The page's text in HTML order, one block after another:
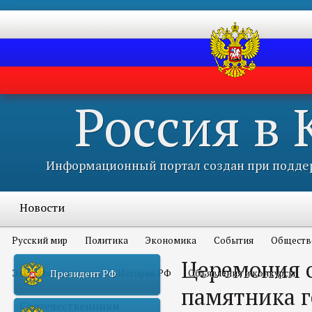
Россия в
Информационный портал создан при
Новости
Русский мир Политика Экономика События
Это интересно всем История РФ Объявления и конкурсы
Соотечественники
Президент РФ
Церемония
памятника